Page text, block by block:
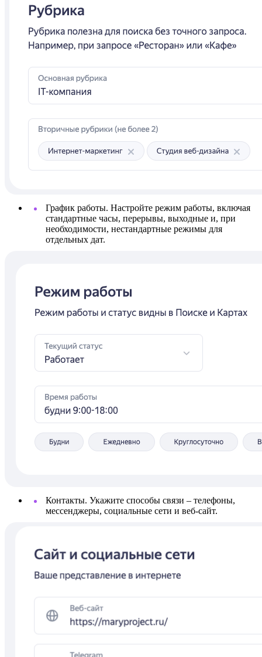
График работы. Настройте режим работы, включая
стандартные часы, перерывы, выходные и, при
необходимости, нестандартные режимы для
отдельных дат.
Контакты. Укажите способы связи – телефоны,
мессенджеры, социальные сети и веб-сайт.